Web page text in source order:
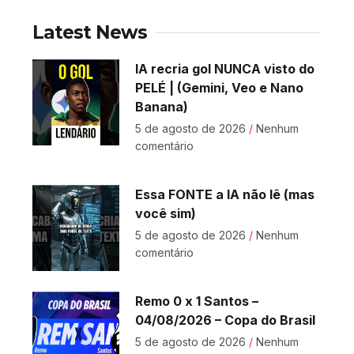
Latest News
IA recria gol NUNCA visto do
PELÉ | (Gemini, Veo e Nano
Banana)
5 de agosto de 2026 Nenhum
comentário
Essa FONTE a IA não lê (mas
você sim)
5 de agosto de 2026 Nenhum
comentário
Remo 0 x 1 Santos –
04/08/2026 – Copa do Brasil
5 de agosto de 2026 Nenhum